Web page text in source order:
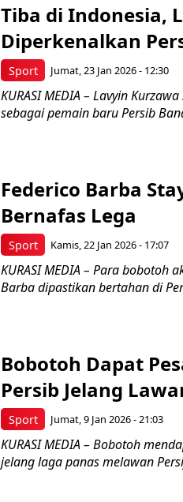
Sport
Tiba di Indonesia,
Diperkenalkan
Jumat, 23 Jan 2026 - 12:30
KURASI MEDIA – Lavyin
sebagai pemain baru Persib
Sport
Federico Barba
Bernafas Lega
Kamis, 22 Jan 2026 - 17:07
KURASI MEDIA – Para bobotoh
Barba dipastikan bertahan di
Sport
Bobotoh Dapat
Persib Jelang
Jumat, 9 Jan 2026 - 21:03
KURASI MEDIA – Bobotoh
jelang laga panas melawan